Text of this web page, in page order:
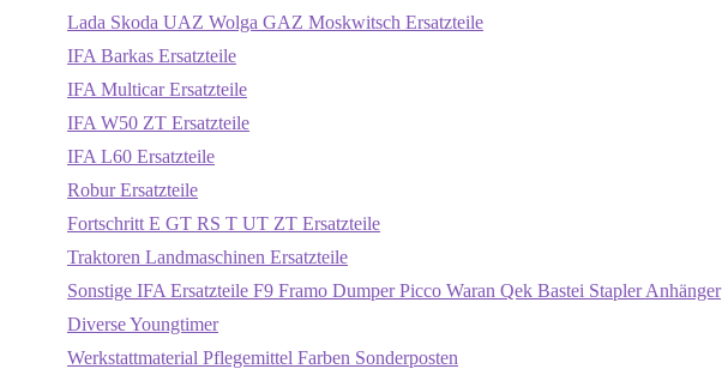
Lada Skoda UAZ Wolga GAZ Moskwitsch Ersatzteile
IFA Barkas Ersatzteile
IFA Multicar Ersatzteile
IFA W50 ZT Ersatzteile
IFA L60 Ersatzteile
Robur Ersatzteile
Fortschritt E GT RS T UT ZT Ersatzteile
Traktoren Landmaschinen Ersatzteile
Sonstige IFA Ersatzteile F9 Framo Dumper Picco Waran Qek Bastei Stapler Anhänger
Diverse Youngtimer
Werkstattmaterial Pflegemittel Farben Sonderposten